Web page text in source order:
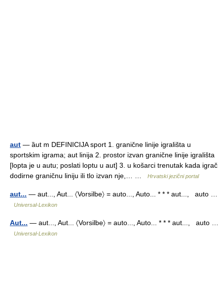
aut — ȁut m DEFINICIJA sport 1. granične linije igrališta u
sportskim igrama; aut linija 2. prostor izvan granične linije igrališta
[lopta je u autu; poslati loptu u aut] 3. u košarci trenutak kada igrač
dodirne graničnu liniju ili tlo izvan nje,… …
Hrvatski jezični portal
aut... — aut..., Aut... 〈Vorsilbe〉 = auto..., Auto... * * * aut..., auto …
Universal-Lexikon
Aut... — aut..., Aut... 〈Vorsilbe〉 = auto..., Auto... * * * aut..., auto …
Universal-Lexikon